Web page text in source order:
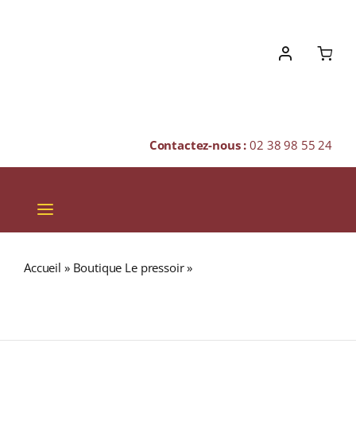
Contactez-nous :02 38 98 55 24
Toggle
Navigation
Accueil » Boutique Le pressoir»